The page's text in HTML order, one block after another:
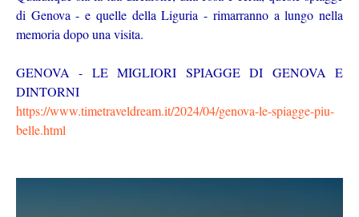
di Genova - e quelle della Liguria - rimarranno a lungo nella
memoria dopo una visita.
GENOVA - LE MIGLIORI SPIAGGE DI GENOVA E
DINTORNI
https://www.timetraveldream.it/2024/04/genova-le-spiagge-piu-
belle.html